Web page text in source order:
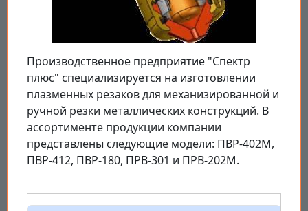
Производственное предприятие "Спектр
плюс" специализируется на изготовлении
плазменных резаков для механизированной и
ручной резки металлических конструкций. В
ассортименте продукции компании
представлены следующие модели: ПВР-402М,
ПВР-412, ПВР-180, ПРВ-301 и ПРВ-202М.